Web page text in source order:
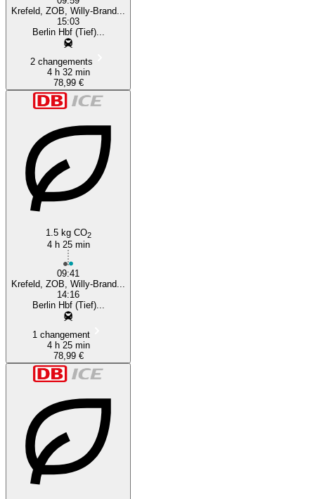
Krefeld, ZOB, Willy-Brand...
15:03
Berlin Hbf (Tief)...
2 changements
4 h 32 min
78,99 €
1.5 kg CO2
4 h 25 min
09:41
Krefeld, ZOB, Willy-Brand...
14:16
Berlin Hbf (Tief)...
1 changement
4 h 25 min
78,99 €